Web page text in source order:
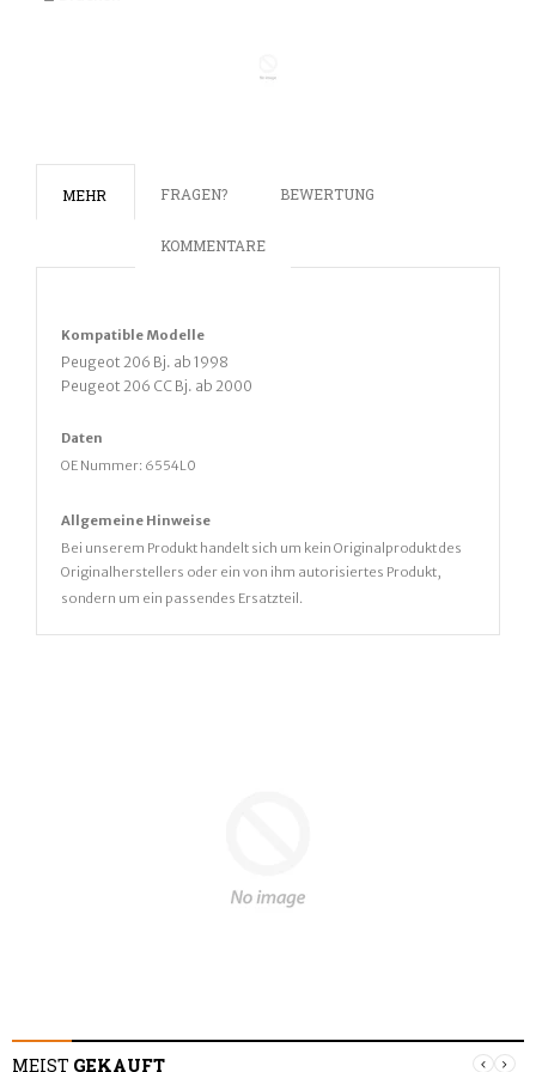
MEHR FRAGEN? BEWERTUNG
KOMMENTARE
Kompatible Modelle
Peugeot 206 Bj. ab 1998
Peugeot 206 CC Bj. ab 2000
Daten
OE Nummer: 6554L0
Allgemeine Hinweise
Bei unserem Produkt handelt sich um kein Originalprodukt des
Originalherstellers oder ein von ihm autorisiertes Produkt,
sondern um ein passendes Ersatzteil.
MEIST GEKAUFT